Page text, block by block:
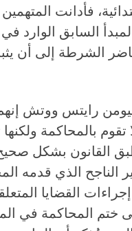
فأدانت
السابق الوارد
رايتس ووتش
بالمحاكمة
القانون بشكل
الناجح الذي قدمه
القضايا
ختم المحاكمة في